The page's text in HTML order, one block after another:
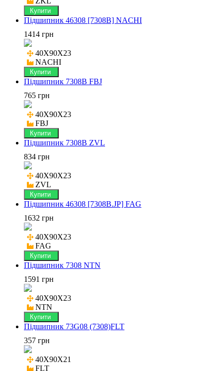
Купити
Підшипник 46308 [7308B] NACHI
1414 грн
40X90X23
NACHI
Купити
Підшипник 7308B FBJ
765 грн
40X90X23
FBJ
Купити
Підшипник 7308B ZVL
834 грн
40X90X23
ZVL
Купити
Підшипник 46308 [7308B.JP] FAG
1632 грн
40X90X23
FAG
Купити
Підшипник 7308 NTN
1591 грн
40X90X23
NTN
Купити
Підшипник 73G08 (7308)FLT
357 грн
40X90X21
FLT